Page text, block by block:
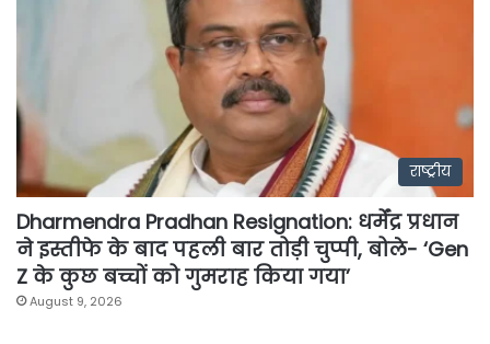
राष्ट्रीय
Dharmendra Pradhan Resignation: धर्मेंद्र प्रधान
ने इस्तीफे के बाद पहली बार तोड़ी चुप्पी, बोले- ‘Gen
Z के कुछ बच्चों को गुमराह किया गया’
August 9, 2026